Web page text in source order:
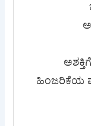
ಹಿಂಜರಿಕೆಯ